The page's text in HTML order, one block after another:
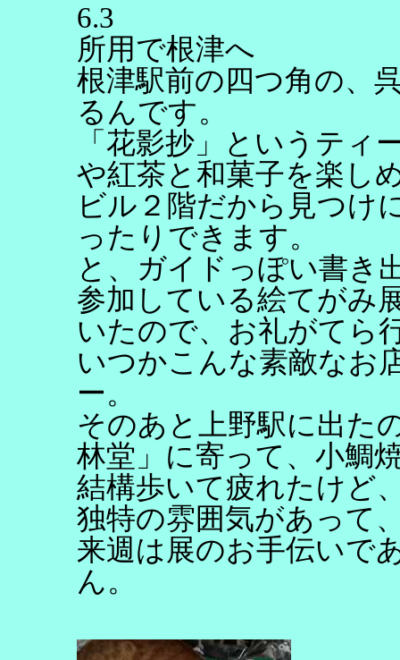
6.3
所用で根津へ
根津駅前の四つ角の、
るんです。
「花影抄」というティ
や紅茶と和菓子を楽し
ビル２階だから見つけ
ったりできます。
と、ガイドっぽい書き
参加している絵てがみ
いたので、お礼がてら
いつかこんな素敵なお
ー。
そのあと上野駅に出た
林堂」に寄って、小鯛
結構歩いて疲れたけど
独特の雰囲気があって
来週は展のお手伝いで
ん。